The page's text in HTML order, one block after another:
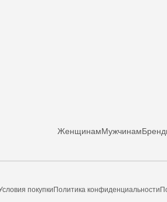
ЖенщинамМужчинам
покупки Политика конфиденциальности